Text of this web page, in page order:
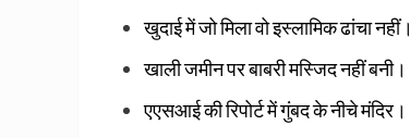
खुदाई में जो मिला वो इस्‍लामिक ढांचा नहीं।
खाली जमीन पर बाबरी मस्‍जिद नहीं बनी।
एएसआई की रिपोर्ट में गुंबद के नीचे मंदिर।